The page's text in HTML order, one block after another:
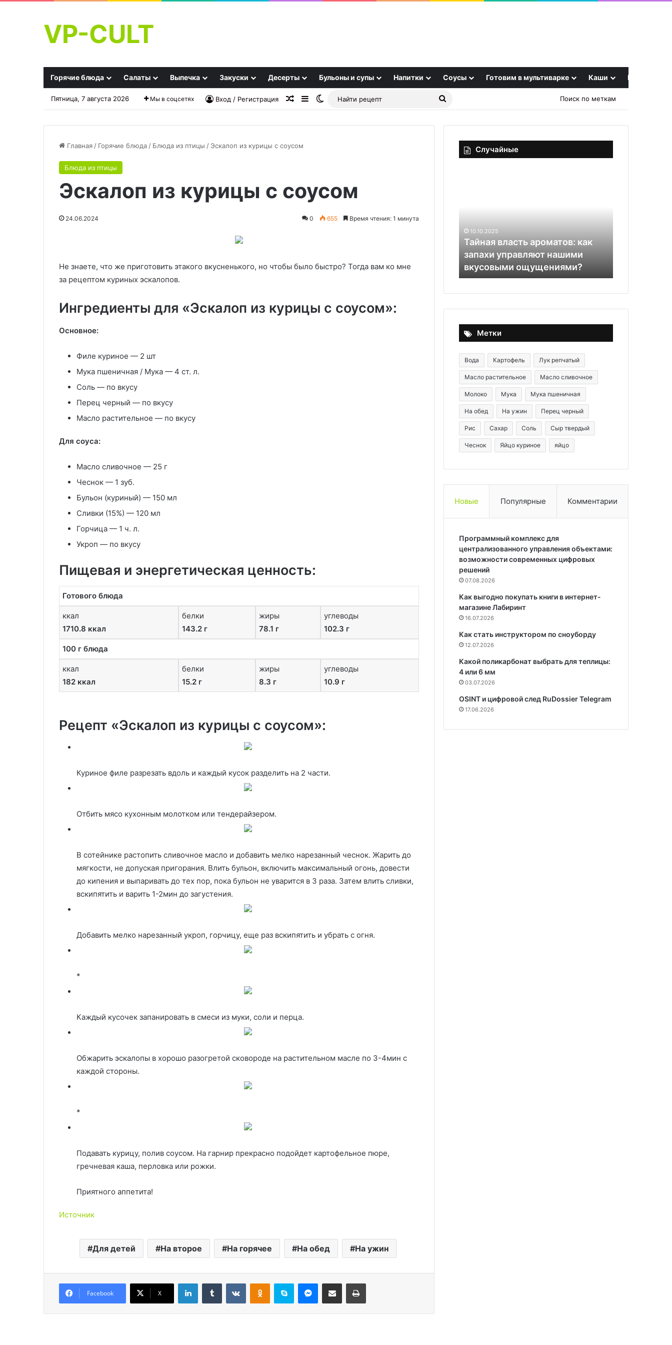
VP-CULT
Горячие блюда Салаты Выпечка Закуски Десерты Бульоны и супы Напитки Соусы Готовим в мультиварке Каши Еще
Пятница, 7 августа 2026 Мы в соцсетях Вход / Регистрация Случайная статья
SidebarSwitch skin
Найти
Поиск по меткам
Главная / Горячие блюда / Блюда из птицы / Эскалоп из курицы с соусом
Блюда из птицы
Эскалоп из курицы с соусом
24.06.2024 0 655 Время чтения: 1 минута
Не знаете, что же приготовить этакого вкусненького, но чтобы было быстро? Тогда вам ко мне
за рецептом куриных эскалопов.
Ингредиенты для «Эскалоп из курицы с соусом»:
Основное:
Филе куриное — 2 шт
Мука пшеничная / Мука — 4 ст. л.
Соль — по вкусу
Перец черный — по вкусу
Масло растительное — по вкусу
Для соуса:
Масло сливочное — 25 г
Чеснок — 1 зуб.
Бульон (куриный) — 150 мл
Сливки (15%) — 120 мл
Горчица — 1 ч. л.
Укроп — по вкусу
Пищевая и энергетическая ценность:
Готового блюда
ккал
1710.8 ккал
белки
143.2 г
жиры
78.1 г
углеводы
102.3 г
100 г блюда
ккал
182 ккал
белки
15.2 г
жиры
8.3 г
углеводы
10.9 г
Рецепт «Эскалоп из курицы с соусом»:
Куриное филе разрезать вдоль и каждый кусок разделить на 2 части.
Отбить мясо кухонным молотком или тендерайзером.
В сотейнике растопить сливочное масло и добавить мелко нарезанный чеснок. Жарить до
мягкости, не допуская пригорания. Влить бульон, включить максимальный огонь, довести
до кипения и выпаривать до тех пор, пока бульон не уварится в 3 раза. Затем влить сливки,
вскипятить и варить 1-2мин до загустения.
Добавить мелко нарезанный укроп, горчицу, еще раз вскипятить и убрать с огня.
*
Каждый кусочек запанировать в смеси из муки, соли и перца.
Обжарить эскалопы в хорошо разогретой сковороде на растительном масле по 3-4мин с
каждой стороны.
*
Подавать курицу, полив соусом. На гарнир прекрасно подойдет картофельное пюре,
гречневая каша, перловка или рожки.
Приятного аппетита!
Источник
Для детей На второе На горячее На обед На ужин
Facebook X
LinkedInTumblr ВконтактеОдноклассники
Skype Messenger
Поделиться через электронную почту Печатать
Случайные
— простой лайфхак от эксперта
«Пей
Вода Сасси «Пей и худей»
независимость
как
философия
современной надежности
нашими
вкусовыми
ощущениями?
10.10.2025
Тайная власть ароматов: как
запахи управляют нашими
вкусовыми ощущениями?
Метки
Вода Картофель Лук репчатый
Масло растительное Масло сливочное
Молоко Мука Мука пшеничная
На обед На ужин Перец черный
Рис Сахар Соль Сыр твердый
Чеснок Яйцо куриное яйцо
Новые Популярные Комментарии
Программный комплекс для
централизованного управления объектами:
возможности современных цифровых
решений
07.08.2026
Как выгодно покупать книги в интернет-
магазине Лабиринт
16.07.2026
Как стать инструктором по сноуборду
12.07.2026
Какой поликарбонат выбрать для теплицы:
4 или 6 мм
03.07.2026
OSINT и цифровой след RuDossier Telegram
17.06.2026